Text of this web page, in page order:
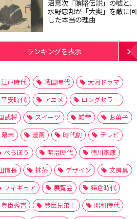
沼意次「賄賂伝説」の嘘と、
水野忠邦が「大奥」を敵に回
した本当の理由
ランキングを表示
江戸時代 戦国時代
大河ドラマ
平安時代
アニメ
ロングセラー
武将
スイーツ 雑学
お菓子
幕末
漫画 時代劇
テレビ
べらぼう
明治時代
徳川家康
信長
抹茶 デザイン
文房具
フィギュア
展覧会
鎌倉時代
豊臣秀吉
豊臣兄弟！
昭和時代